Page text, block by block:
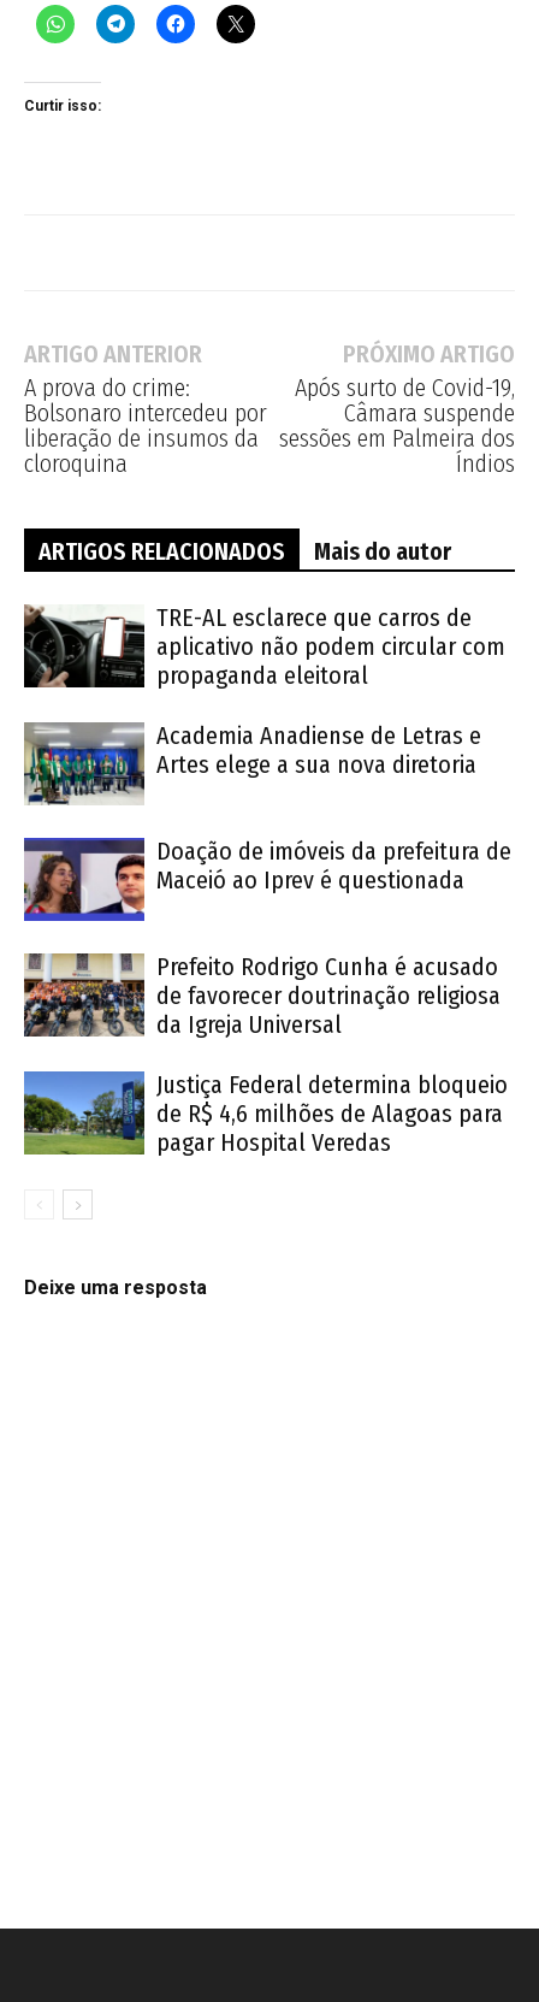
Curtir isso:
ARTIGO ANTERIOR
A prova do crime:
Bolsonaro intercedeu por
liberação de insumos da
cloroquina
PRÓXIMO ARTIGO
Após surto de Covid-19,
Câmara suspende
sessões em Palmeira dos
Índios
ARTIGOS RELACIONADOS Mais do autor
TRE-AL esclarece que carros de
aplicativo não podem circular com
propaganda eleitoral
Academia Anadiense de Letras e
Artes elege a sua nova diretoria
Doação de imóveis da prefeitura de
Maceió ao Iprev é questionada
Prefeito Rodrigo Cunha é acusado
de favorecer doutrinação religiosa
da Igreja Universal
Justiça Federal determina bloqueio
de R$ 4,6 milhões de Alagoas para
pagar Hospital Veredas
Deixe uma resposta